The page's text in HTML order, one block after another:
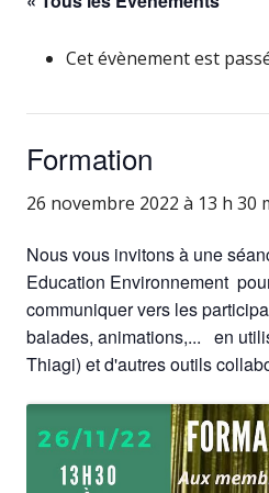
Cet évènement est
Formation
26 novembre 2022 à 13 h 30
Nous vous invitons à une
Education Environnement
communiquer vers les
balades, animations,... en
Thiagi) et d'autres outils